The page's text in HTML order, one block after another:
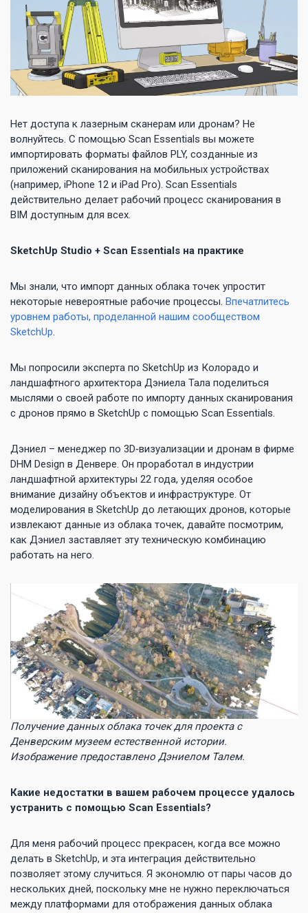
Нет доступа к лазерным сканерам или дронам? Не
волнуйтесь. С помощью Scan Essentials вы можете
импортировать форматы файлов PLY, созданные из
приложений сканирования на мобильных устройствах
(например, iPhone 12 и iPad Pro). Scan Essentials
действительно делает рабочий процесс сканирования в
BIM доступным для всех.
SketchUp Studio + Scan Essentials на практике
Мы знали, что импорт данных облака точек упростит
некоторые невероятные рабочие процессы. Впечатлитесь
уровнем работы, проделанной нашим сообществом
SketchUp.
Мы попросили эксперта по SketchUp из Колорадо и
ландшафтного архитектора Дэниела Тала поделиться
мыслями о своей работе по импорту данных сканирования
с дронов прямо в SketchUp с помощью Scan Essentials.
Дэниел – менеджер по 3D‑визуализации и дронам в фирме
DHM Design в Денвере. Он проработал в индустрии
ландшафтной архитектуры 22 года, уделяя особое
внимание дизайну объектов и инфраструктуре. От
моделирования в SketchUp до летающих дронов, которые
извлекают данные из облака точек, давайте посмотрим,
как Дэниел заставляет эту техническую комбинацию
работать на него.
Получение данных облака точек для проекта с
Денверским музеем естественной истории.
Изображение предоставлено Дэниелом Талем.
Какие недостатки в вашем рабочем процессе удалось
устранить с помощью Scan Essentials?
Для меня рабочий процесс прекрасен, когда все можно
делать в SketchUp, и эта интеграция действительно
позволяет этому случиться. Я экономлю от пары часов до
нескольких дней, поскольку мне не нужно переключаться
между платформами для отображения данных облака